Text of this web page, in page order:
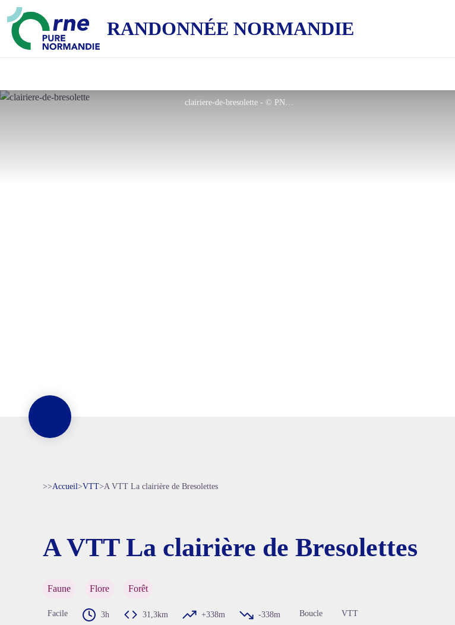
RANDONNÉE NORMANDIE
clairiere-de-bresolette - © PNRP
>>Accueil>VTT>A VTT La clairière de Bresolettes
A VTT La clairière de Bresolettes
Faune Flore Forêt
Facile 3h 31,3km +338m -338m Boucle VTT